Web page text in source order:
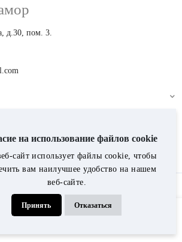
д.30, пом. 3.
© 2024, Гранит i мрамор
на использование файлов cookie
сайт использует файлы cookie, чтобы
вам наилучшее удобство на нашем
веб-сайте.
Принять Отказаться